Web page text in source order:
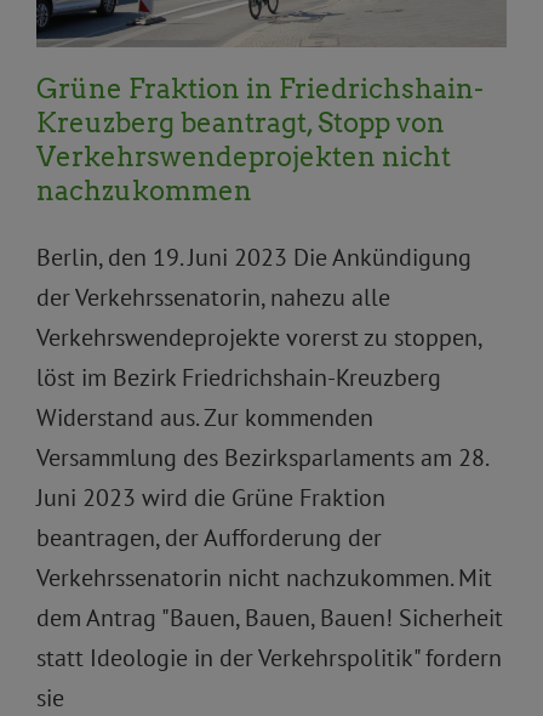
Grüne Fraktion in Friedrichshain-
Kreuzberg beantragt, Stopp von
Verkehrswendeprojekten nicht
nachzukommen
Berlin, den 19. Juni 2023 Die Ankündigung
der Verkehrssenatorin, nahezu alle
Verkehrswendeprojekte vorerst zu stoppen,
löst im Bezirk Friedrichshain-Kreuzberg
Widerstand aus. Zur kommenden
Versammlung des Bezirksparlaments am 28.
Juni 2023 wird die Grüne Fraktion
beantragen, der Aufforderung der
Verkehrssenatorin nicht nachzukommen. Mit
dem Antrag "Bauen, Bauen, Bauen! Sicherheit
statt Ideologie in der Verkehrspolitik" fordern
sie